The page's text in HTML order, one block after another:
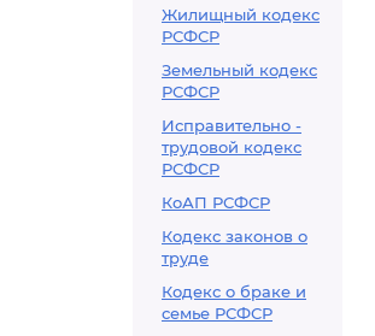
Жилищный кодекс
РСФСР
Земельный кодекс
РСФСР
Исправительно -
трудовой кодекс
РСФСР
КоАП РСФСР
Кодекс законов о
труде
Кодекс о браке и
семье РСФСР